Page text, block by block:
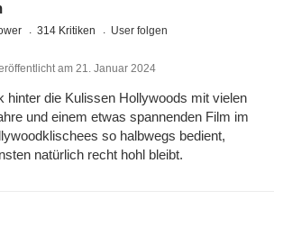
314 Kritiken User folgen
am 21. Januar 2024
hinter die Kulissen Hollywoods mit vielen
und einem etwas spannenden Film im
so halbwegs bedient,
natürlich recht hohl bleibt.